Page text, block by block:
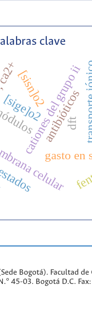
clave
cationes del grupo ii
[sige]o2
[sisn]o2
celular
gasto en
antibióticos
dft
Bogotá). Facultad de
45-03. Bogotá D.C.